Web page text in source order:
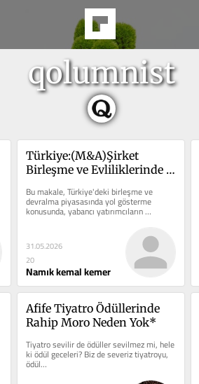
qolumnist
Türkiye:(M&A)Şirket
Birleşme ve Evliliklerinde
Bu makale, Türkiye'deki birleşme ve
devralma piyasasında yol gösterme
konusunda, yabancı yatırımcıların
karşılaştığı temel zorlukları...
31.05.2026
20
Namık kemal kemer
Afife Tiyatro Ödüllerinde
Rahip Moro Neden Yok*
Tiyatro sevilir de ödüller sevilmez mi, hele
ki ödül geceleri? Biz de severiz tiyatroyu,
ödül…